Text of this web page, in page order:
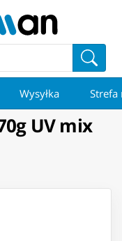
Wysyłka Strefa
UV mix